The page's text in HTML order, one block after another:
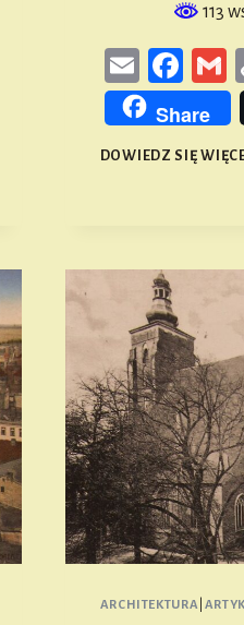
113
Email
Share
DOWIEDZ SIĘ
ARCHITEKTURA